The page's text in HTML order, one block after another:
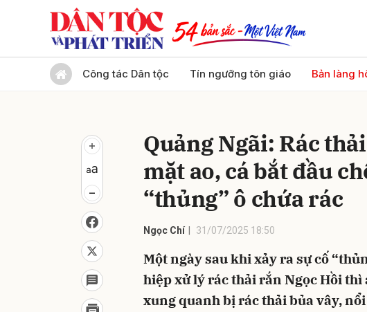
Công tác Dân tộc Tín ngưỡng tôn giáo Bản làng
Quảng Ngãi: Rác
mặt ao, cá bắt đầu
“thủng” ô chứa rác
Ngọc Chí 31/07/2025 18:50
Một ngày sau khi xảy ra sự cố
hiệp xử lý rác thải rắn Ngọc Hồi thì
xung quanh bị rác thải bủa vây,
Gửi bình